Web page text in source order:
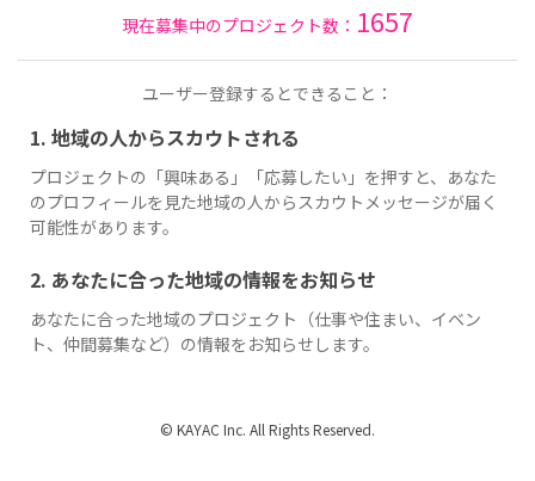
現在募集中のプロジェクト数： 1657
ユーザー登録するとできること：
1. 地域の人からスカウトされる
プロジェクトの「興味ある」「応募したい」を押すと、あなた
のプロフィールを見た地域の人からスカウトメッセージが届く
可能性があります。
2. あなたに合った地域の情報をお知らせ
あなたに合った地域のプロジェクト（仕事や住まい、イベン
ト、仲間募集など）の情報をお知らせします。
© KAYAC Inc. All Rights Reserved.